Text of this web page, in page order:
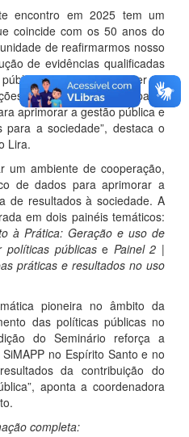
encontro em 2025 tem um
coincide com os 50 anos do
de reafirmarmos nosso
de evidências qualificadas
e de fortalecer a
que acreditam no papel
aprimorar a gestão pública e
para a sociedade”, destaca o
Lira.
um ambiente de cooperação,
de dados para aprimorar a
de resultados à sociedade. A
em dois painéis temáticos:
à Prática: Geração e uso de
políticas públicase Painel 2 |
práticas e resultados no uso
pioneira no âmbito da
das políticas públicas no
do Seminário reforça a
no Espírito Santo e no
da contribuição do
aponta a coordenadora
completa: